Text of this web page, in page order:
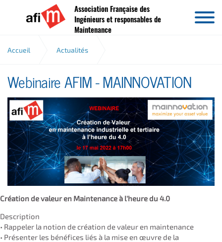
Aller au contenu
Association Française des
Ingénieurs et responsables de
Maintenance
Accueil Actualités
Webinaire AFIM - MAINNOVATION
Webinaire AFIM - MAINNOVATION
Création de valeur en Maintenance à l'heure du 4.0
Description
• Rappeler la notion de création de valeur en maintenance
• Présenter les bénéfices liés à la mise en œuvre de la